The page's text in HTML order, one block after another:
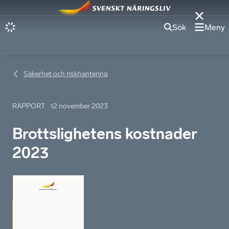
Sök Meny
Säkerhet och riskhantering
RAPPORT 12 november 2023
Brottslighetens kostnader
2023